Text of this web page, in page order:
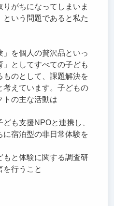
がちになってしまいま
いう問題であると私た
を個人の贅沢品といっ
としてすべての子ども
ものとして、課題解決を
考えています。子どもの
トの主な活動は
も支援NPOと連携し、
に宿泊型の非日常体験を
と体験に関する調査研
を行うこと